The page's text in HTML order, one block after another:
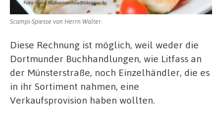
Scampi-Spiesse von Herrn Walter.
Diese Rechnung ist möglich, weil weder die
Dortmunder Buchhandlungen, wie Litfass an
der Münsterstraße, noch Einzelhändler, die es
in ihr Sortiment nahmen, eine
Verkaufsprovision haben wollten.